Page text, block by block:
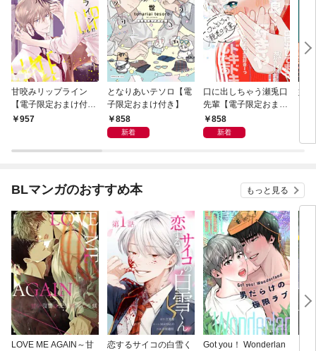
甘咬みリップライン
【電子限定おまけ付
き】957
となりあいテソロ【電
子限定おまけ付き】
858
新着
口に出しちゃう瀬兎口
先輩【電子限定おまけ
付き】
858
新着
奸
BLマンガのおすすめ本 もっと見る
LOVE ME AGAIN～甘
恋するサイコの白雪く
Got you！ Wonderlan